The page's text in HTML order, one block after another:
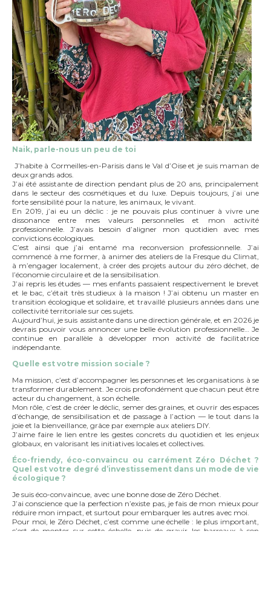
Naik, parle-nous un peu de toi
J’habite à Cormeilles-en-Parisis dans le Val d’Oise et je suis maman de
deux grands ados.
J’ai été assistante de direction pendant plus de 20 ans, principalement
dans le secteur des cosmétiques et du luxe. Depuis toujours, j’ai une
forte sensibilité pour la nature, les animaux, le vivant.
En 2019, j’ai eu un déclic : je ne pouvais plus continuer à vivre une
dissonance entre mes valeurs personnelles et mon activité
professionnelle. J’avais besoin d’aligner mon quotidien avec mes
convictions écologiques.
C’est ainsi que j’ai entamé ma reconversion professionnelle. J’ai
commencé à me former, à animer des ateliers de la Fresque du Climat,
à m’engager localement, à créer des projets autour du zéro déchet, de
l’économie circulaire et de la sensibilisation.
J’ai repris les études — mes enfants passaient respectivement le brevet
et le bac, c’était très studieux à la maison ! J’ai obtenu un master en
transition écologique et solidaire, et travaillé plusieurs années dans une
collectivité territoriale sur ces sujets.
Aujourd’hui, je suis assistante dans une direction générale, et en 2026 je
devrais pouvoir vous annoncer une belle évolution professionnelle… Je
continue en parallèle à développer mon activité de facilitatrice
indépendante.
Quelle est votre mission sociale ?
Ma mission, c’est d’accompagner les personnes et les organisations à se
transformer durablement. Je crois profondément que chacun peut être
acteur du changement, à son échelle.
Mon rôle, c’est de créer le déclic, semer des graines, et ouvrir des espaces
d’échange, de sensibilisation et de passage à l’action — le tout dans la
joie et la bienveillance, grâce par exemple aux ateliers DIY.
J’aime faire le lien entre les gestes concrets du quotidien et les enjeux
globaux, en valorisant les initiatives locales et collectives.
Éco-friendy, éco-convaincu ou carrément Zéro Déchet ?
Quel est votre degré d’investissement dans un mode de vie
écologique ?
Je suis éco-convaincue, avec une bonne dose de Zéro Déchet.
J’ai conscience que la perfection n’existe pas, je fais de mon mieux pour
réduire mon impact, et surtout pour embarquer les autres avec moi.
Pour moi, le Zéro Déchet, c’est comme une échelle : le plus important,
c’est de monter sur cette échelle, puis de gravir les barreaux à son